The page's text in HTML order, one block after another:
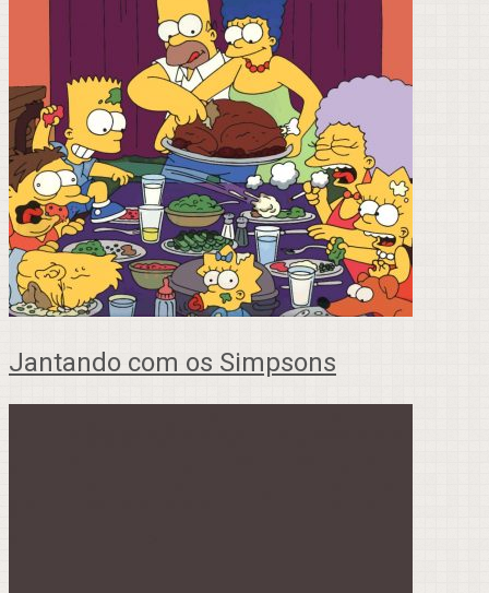
Jantando com os Simpsons